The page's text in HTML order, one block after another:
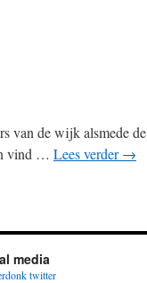
van de wijk alsmede de
vind … Lees verder→
media
twitter